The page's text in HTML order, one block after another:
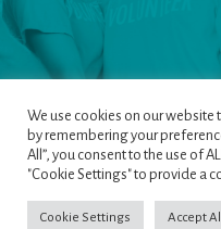
Pages|
We use cookies on our website
by remembering your
All”, you consent to the use of
"Cookie Settings" to provide a
Cookie Settings Accept All